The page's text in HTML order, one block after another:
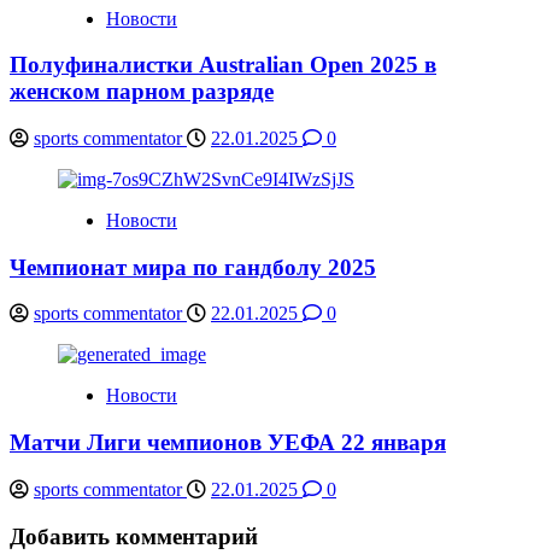
Новости
Полуфиналистки Australian Open 2025 в
женском парном разряде
sports commentator 22.01.2025 0
Новости
Чемпионат мира по гандболу 2025
sports commentator 22.01.2025 0
Новости
Матчи Лиги чемпионов УЕФА 22 января
sports commentator 22.01.2025 0
Добавить комментарий